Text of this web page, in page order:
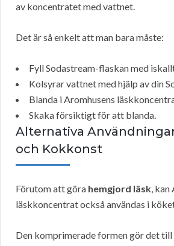
av koncentratet med vattnet.
Det är så enkelt att man bara måste:
Fyll Sodastream-flaskan med
Kolsyrar vattnet med hjälp av din
Blanda i Aromhusens
Skaka försiktigt för att blanda.
Alternativa
och Kokkonst
Förutom att göra hemgjord läsk, kan
läskkoncentrat också användas i
Den komprimerade formen gör det